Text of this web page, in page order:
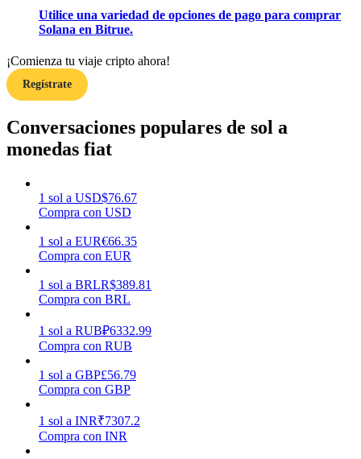
Aprenda cómo mantenerse rentable
Power Piggy
Gana recompensas competitivas diariamente
Utilice una variedad de opciones de pago para comprar
Solana en Bitrue.
¡Comienza tu viaje cripto ahora!
Regístrate
Conversaciones populares de sol a
monedas fiat
1 sol a USD$76.67
Compra con USD
1 sol a EUR€66.35
Compra con EUR
1 sol a BRLR$389.81
Compra con BRL
1 sol a RUB₽6332.99
Compra con RUB
1 sol a GBP£56.79
Compra con GBP
1 sol a INR₹7307.2
Compra con INR